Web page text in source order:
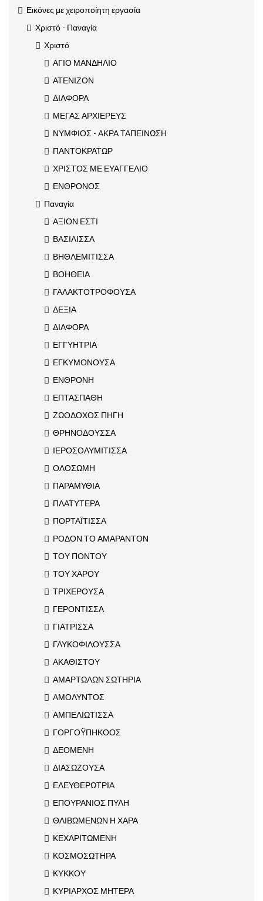
Εικόνες με χειροποίητη εργασία
Χριστό - Παναγία
Χριστό
ΑΓΙΟ ΜΑΝΔΗΛΙΟ
ΑΤΕΝΙΖΟΝ
ΔΙΑΦΟΡΑ
ΜΕΓΑΣ ΑΡΧΙΕΡΕΥΣ
ΝΥΜΦΙΟΣ - ΑΚΡΑ ΤΑΠΕΙΝΩΣΗ
ΠΑΝΤΟΚΡΑΤΩΡ
ΧΡΙΣΤΟΣ ΜΕ ΕΥΑΓΓΕΛΙΟ
ΕΝΘΡΟΝΟΣ
Παναγία
ΑΞΙΟΝ ΕΣΤΙ
ΒΑΣΙΛΙΣΣΑ
ΒΗΘΛΕΜΙΤΙΣΣΑ
ΒΟΗΘΕΙΑ
ΓΑΛΑΚΤΟΤΡΟΦΟΥΣΑ
ΔΕΞΙΑ
ΔΙΑΦΟΡΑ
ΕΓΓΥΗΤΡΙΑ
ΕΓΚΥΜΟΝΟΥΣΑ
ΕΝΘΡΟΝΗ
ΕΠΤΑΣΠΑΘΗ
ΖΩΟΔΟΧΟΣ ΠΗΓΗ
ΘΡΗΝΟΔΟΥΣΣΑ
ΙΕΡΟΣΟΛΥΜΙΤΙΣΣΑ
ΟΛΟΣΩΜΗ
ΠΑΡΑΜΥΘΙΑ
ΠΛΑΤΥΤΕΡΑ
ΠΟΡΤΑΪΤΙΣΣΑ
ΡΟΔΟΝ ΤΟ ΑΜΑΡΑΝΤΟΝ
ΤΟΥ ΠΟΝΤΟΥ
ΤΟΥ ΧΑΡΟΥ
ΤΡΙΧΕΡΟΥΣΑ
ΓΕΡΟΝΤΙΣΣΑ
ΓΙΑΤΡΙΣΣΑ
ΓΛΥΚΟΦΙΛΟΥΣΣΑ
ΑΚΑΘΙΣΤΟΥ
ΑΜΑΡΤΩΛΩΝ ΣΩΤΗΡΙΑ
ΑΜΟΛΥΝΤΟΣ
ΑΜΠΕΛΙΩΤΙΣΣΑ
ΓΟΡΓΟΫΠΗΚΟΟΣ
ΔΕΟΜΕΝΗ
ΔΙΑΣΩΖΟΥΣΑ
ΕΛΕΥΘΕΡΩΤΡΙΑ
ΕΠΟΥΡΑΝΙΟΣ ΠΥΛΗ
ΘΛΙΒΩΜΕΝΩΝ Η ΧΑΡΑ
ΚΕΧΑΡΙΤΩΜΕΝΗ
ΚΟΣΜΟΣΩΤΗΡΑ
ΚΥΚΚΟΥ
ΚΥΡΙΑΡΧΟΣ ΜΗΤΕΡΑ